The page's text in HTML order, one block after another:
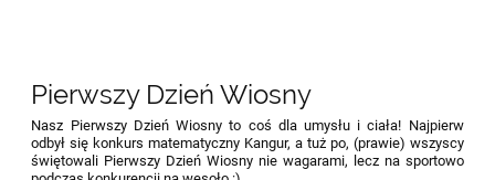
Pierwszy Dzień Wiosny
Nasz Pierwszy Dzień Wiosny to coś dla umysłu i ciała! Najpierw
odbył się konkurs matematyczny Kangur, a tuż po, (prawie) wszyscy
świętowali Pierwszy Dzień Wiosny nie wagarami, lecz na sportowo